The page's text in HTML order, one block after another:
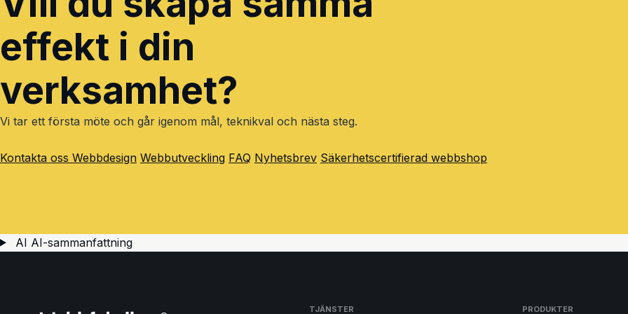
effekt i din
verksamhet?
Vi tar ett första möte och går igenom mål, teknikval och nästa steg.
Kontakta oss Webbdesign Webbutveckling FAQ Nyhetsbrev Säkerhetscertifierad webbshop
AI AI-sammanfattning
TJÄNSTER PRODUKTER